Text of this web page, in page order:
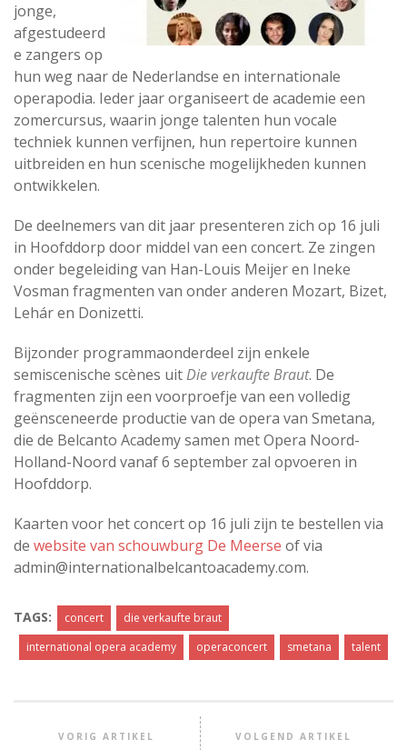
jonge,
afgestudeerd
e zangers op
hun weg naar de Nederlandse en internationale
operapodia. Ieder jaar organiseert de academie een
zomercursus, waarin jonge talenten hun vocale
techniek kunnen verfijnen, hun repertoire kunnen
uitbreiden en hun scenische mogelijkheden kunnen
ontwikkelen.
De deelnemers van dit jaar presenteren zich op 16 juli
in Hoofddorp door middel van een concert. Ze zingen
onder begeleiding van Han-Louis Meijer en Ineke
Vosman fragmenten van onder anderen Mozart, Bizet,
Lehár en Donizetti.
Bijzonder programmaonderdeel zijn enkele
semiscenische scènes uitDie verkaufte Braut. De
fragmenten zijn een voorproefje van een volledig
geënsceneerde productie van de opera van Smetana,
die de Belcanto Academy samen met Opera Noord-
Holland-Noord vanaf 6 september zal opvoeren in
Hoofddorp.
Kaarten voor het concert op 16 juli zijn te bestellen via
de website van schouwburg De Meerse of via
admin@internationalbelcantoacademy.com.
TAGS: concert
die verkaufte braut
international opera academy
operaconcert smetana talent
VORIG ARTIKEL VOLGEND ARTIKEL